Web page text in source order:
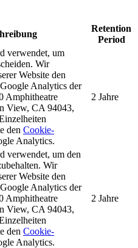
Retention
Period
verwendet, um
Wir
Website den
Analytics der
Amphitheatre
View, CA 94043,
den Cookie-
Analytics.
2 Jahre
verwendet, um den
Wir
Website den
Analytics der
Amphitheatre
View, CA 94043,
den Cookie-
Analytics.
2 Jahre